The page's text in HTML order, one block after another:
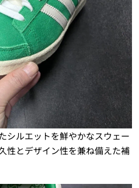
シルエットを鮮やかなスウェー
性とデザイン性を兼ね備えた補